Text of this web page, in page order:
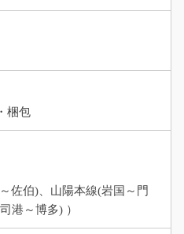
梱包
佐伯)、山陽本線(岩国～門
港～博多) ）